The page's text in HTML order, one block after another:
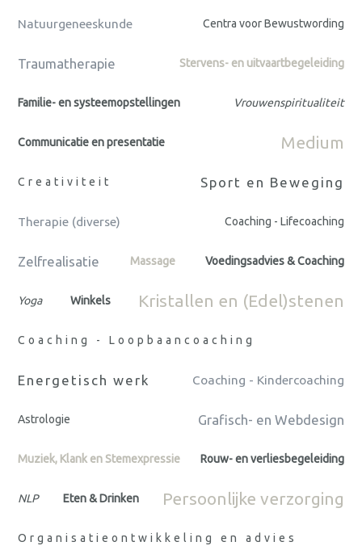
Natuurgeneeskunde Centra voor Bewustwording
Traumatherapie Stervens- en uitvaartbegeleiding
Familie- en systeemopstellingen Vrouwenspiritualiteit
Communicatie en presentatie Medium
Creativiteit Sport en Beweging
Therapie (diverse) Coaching - Lifecoaching
Zelfrealisatie Massage Voedingsadvies & Coaching
Yoga Winkels Kristallen en (Edel)stenen
Coaching - Loopbaancoaching
Energetisch werk Coaching - Kindercoaching
Astrologie Grafisch- en Webdesign
Muziek, Klank en Stemexpressie Rouw- en verliesbegeleiding
NLP Eten & Drinken Persoonlijke verzorging
Organisatieontwikkeling en advies